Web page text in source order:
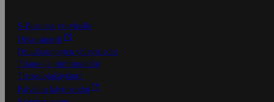
S-Business yrityksille
Oiva-raportit
Osuuskauppojen yhteystiedot
Tilaus- ja toimitusehdot
Tietosuojakäytäntö
Palvelun käyttöehdot